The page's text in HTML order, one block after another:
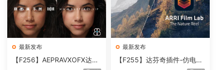
最新发布
【F256】AEPRAVXOFX达芬
最新发布
【F255】达芬奇插件-仿电影